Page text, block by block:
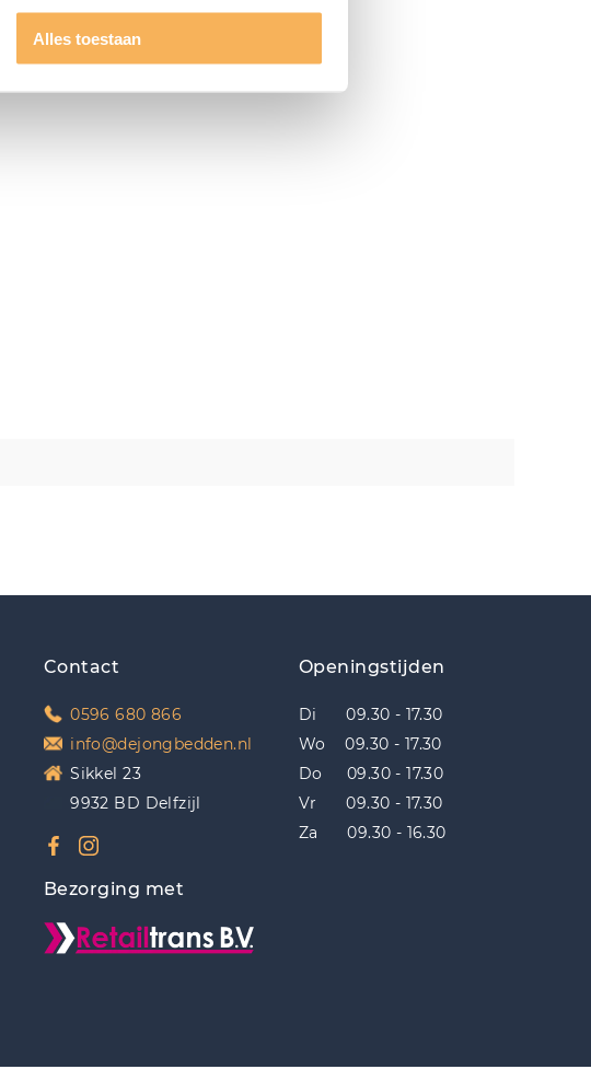
Alles toestaan
Contact
0596 680 866
info@dejongbedden.nl
Sikkel 23
9932 BD Delfzijl
Bezorging met
Openingstijden
Di 09.30 - 17.30
Wo 09.30 - 17.30
Do 09.30 - 17.30
Vr 09.30 - 17.30
Za 09.30 - 16.30